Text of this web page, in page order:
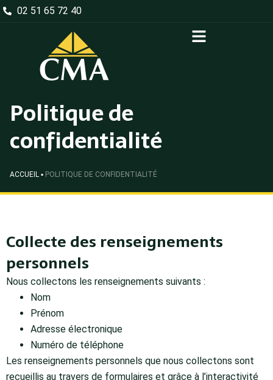
02 51 65 72 40
Politique de
confidentialité
ACCUEIL ▪ POLITIQUE DE CONFIDENTIALITÉ
Collecte des renseignements
personnels
Nous collectons les renseignements suivants :
Nom
Prénom
Adresse électronique
Numéro de téléphone
Les renseignements personnels que nous collectons sont
recueillis au travers de formulaires et grâce à l’interactivité